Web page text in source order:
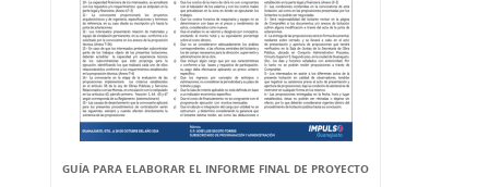
GUÍA PARA ELABORAR EL INFORME FINAL DE PROYECTO